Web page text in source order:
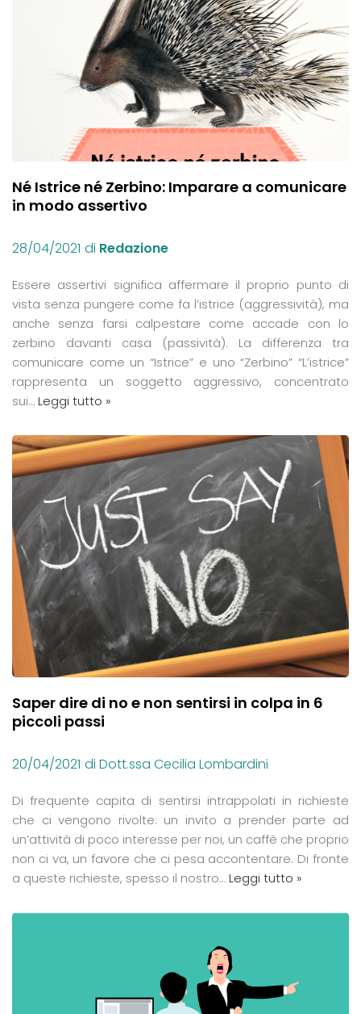
Né Istrice né Zerbino: Imparare a comunicare
in modo assertivo
28/04/2021 di Redazione
Essere assertivi significa affermare il proprio punto di
vista senza pungere come fa l’istrice (aggressività), ma
anche senza farsi calpestare come accade con lo
zerbino davanti casa (passività). La differenza tra
comunicare come un “Istrice” e uno “Zerbino” “L’istrice”
rappresenta un soggetto aggressivo, concentrato
sui…Leggi tutto »
Saper dire di no e non sentirsi in colpa in 6
piccoli passi
20/04/2021 di Dott.ssa Cecilia Lombardini
Di frequente capita di sentirsi intrappolati in richieste
che ci vengono rivolte: un invito a prender parte ad
un’attività di poco interesse per noi, un caffè che proprio
non ci va, un favore che ci pesa accontentare. Di fronte
a queste richieste, spesso il nostro…Leggi tutto »